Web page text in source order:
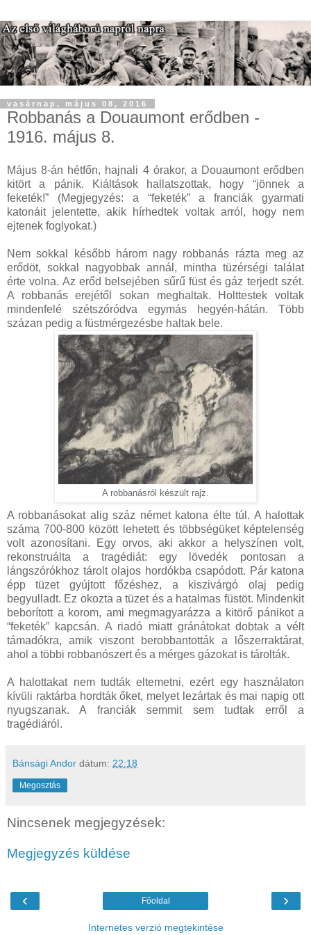
vasárnap, május 08, 2016
Robbanás a Douaumont erődben -
1916. május 8.
Május 8-án hétfőn, hajnali 4 órakor, a Douaumont erődben
kitört a pánik. Kiáltások hallatszottak, hogy “jönnek a
feketék!” (Megjegyzés: a “feketék” a franciák gyarmati
katonáit jelentette, akik hírhedtek voltak arról, hogy nem
ejtenek foglyokat.)
Nem sokkal később három nagy robbanás rázta meg az
erődöt, sokkal nagyobbak annál, mintha tüzérségi találat
érte volna. Az erőd belsejében sűrű füst és gáz terjedt szét.
A robbanás erejétől sokan meghaltak. Holttestek voltak
mindenfelé szétszóródva egymás hegyén-hátán. Több
százan pedig a füstmérgezésbe haltak bele.
A robbanásról készült rajz.
A robbanásokat alig száz német katona élte túl. A halottak
száma 700-800 között lehetett és többségüket képtelenség
volt azonosítani. Egy orvos, aki akkor a helyszínen volt,
rekonstruálta a tragédiát: egy lövedék pontosan a
lángszórókhoz tárolt olajos hordókba csapódott. Pár katona
épp tüzet gyújtott főzéshez, a kiszivárgó olaj pedig
begyulladt. Ez okozta a tüzet és a hatalmas füstöt. Mindenkit
beborított a korom, ami megmagyarázza a kitörő pánikot a
“feketék” kapcsán. A riadó miatt gránátokat dobtak a vélt
támadókra, amik viszont berobbantották a lőszerraktárat,
ahol a többi robbanószert és a mérges gázokat is tárolták.
A halottakat nem tudták eltemetni, ezért egy használaton
kívüli raktárba hordták őket, melyet lezártak és mai napig ott
nyugszanak. A franciák semmit sem tudtak erről a
tragédiáról.
Bánsági Andor dátum: 22:18
Megosztás
Nincsenek megjegyzések:
Megjegyzés küldése
‹ ›
Főoldal
Internetes verzió megtekintése